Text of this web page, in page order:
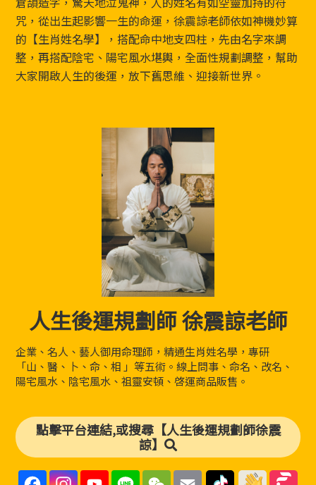
咒，從出生起影響一生的命運，徐震諒老師依如神機妙算
的【生肖姓名學】，搭配命中地支四柱，先由名字來調
整，再搭配陰宅、陽宅風水堪輿，全面性規劃調整，幫助
大家開啟人生的後運，放下舊思維、迎接新世界。
人生後運規劃師 徐震諒老師
企業、名人、藝人御用命理師，精通生肖姓名學，專研
「山、醫、卜、命、相 」等五術。線上問事、命名、改名、
陽宅風水、陰宅風水、祖靈安頓、啓運商品販售。
點擊平台連結,或搜尋【人生後運規劃師徐震
諒】
F I Y L W E